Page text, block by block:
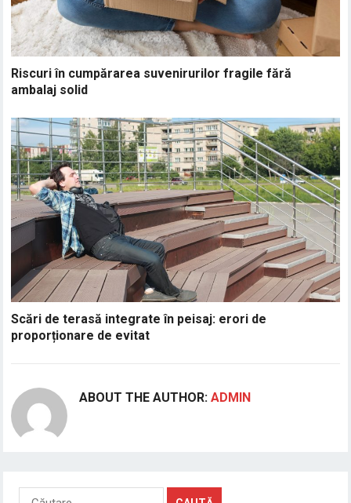
Riscuri în cumpărarea suvenirurilor fragile fără
ambalaj solid
Scări de terasă integrate în peisaj: erori de
proporționare de evitat
ABOUT THE AUTHOR:ADMIN
Caută